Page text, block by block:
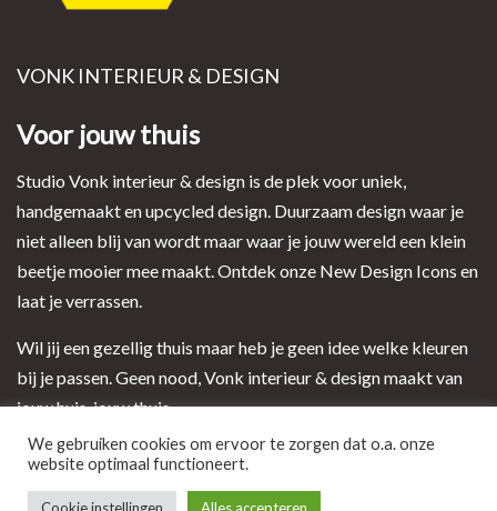
VONK INTERIEUR & DESIGN
Voor jouw thuis
Studio Vonk interieur & design is de plek voor uniek,
handgemaakt en upcycled design. Duurzaam design waar je
niet alleen blij van wordt maar waar je jouw wereld een klein
beetje mooier mee maakt. Ontdek onze New Design Icons en
laat je verrassen.
Wil jij een gezellig thuis maar heb je geen idee welke kleuren
bij je passen. Geen nood, Vonk interieur & design maakt van
jouw huis, jouw thuis.
Ontwerp en realisatie door i-match webconcepts
We gebruiken cookies om ervoor te zorgen dat o.a. onze
website optimaal functioneert.